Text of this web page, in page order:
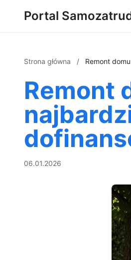
Portal
Strona główna / Remont
Remont
06.01.2026